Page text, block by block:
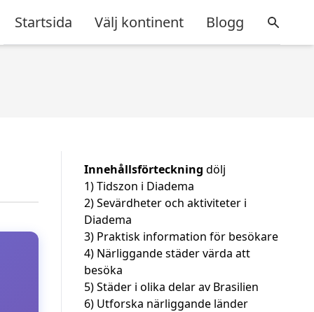
Startsida Välj kontinent Blogg
Innehållsförteckning dölj
1)Tidszon i Diadema
2)Sevärdheter och aktiviteter i
Diadema
3) Praktisk information för besökare
4) Närliggande städer värda att
besöka
5)Städer i olika delar av Brasilien
6) Utforska närliggande länder